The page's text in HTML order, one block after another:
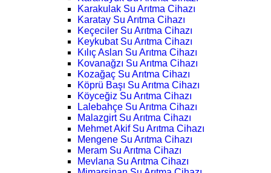
Karakulak Su Arıtma Cihazı
Karatay Su Arıtma Cihazı
Keçeciler Su Arıtma Cihazı
Keykubat Su Arıtma Cihazı
Kılıç Aslan Su Arıtma Cihazı
Kovanağzı Su Arıtma Cihazı
Kozağaç Su Arıtma Cihazı
Köprü Başı Su Arıtma Cihazı
Köyceğiz Su Arıtma Cihazı
Lalebahçe Su Arıtma Cihazı
Malazgirt Su Arıtma Cihazı
Mehmet Akif Su Arıtma Cihazı
Mengene Su Arıtma Cihazı
Meram Su Arıtma Cihazı
Mevlana Su Arıtma Cihazı